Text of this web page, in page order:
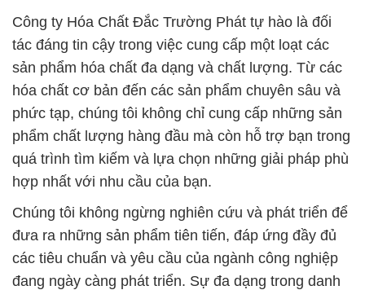
Công ty Hóa Chất Đắc Trường Phát tự hào là đối
tác đáng tin cậy trong việc cung cấp một loạt các
sản phẩm hóa chất đa dạng và chất lượng. Từ các
hóa chất cơ bản đến các sản phẩm chuyên sâu và
phức tạp, chúng tôi không chỉ cung cấp những sản
phẩm chất lượng hàng đầu mà còn hỗ trợ bạn trong
quá trình tìm kiếm và lựa chọn những giải pháp phù
hợp nhất với nhu cầu của bạn.
Chúng tôi không ngừng nghiên cứu và phát triển để
đưa ra những sản phẩm tiên tiến, đáp ứng đầy đủ
các tiêu chuẩn và yêu cầu của ngành công nghiệp
đang ngày càng phát triển. Sự đa dạng trong danh